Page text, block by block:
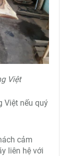
Việt
Việt nếu quý
cảm
liên hệ với